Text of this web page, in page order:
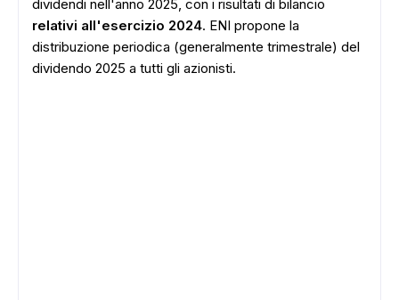
dividendi nell'anno 2025, con i risultati di bilancio
relativi all'esercizio 2024. ENI propone la
distribuzione periodica (generalmente trimestrale) del
dividendo 2025 a tutti gli azionisti.